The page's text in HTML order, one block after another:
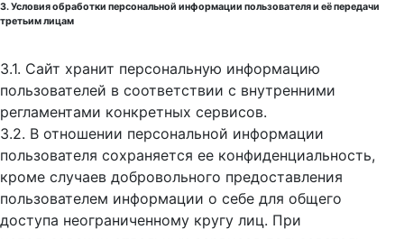
3. Условия обработки персональной информации пользователя и её передачи
третьим лицам
3.1. Сайт хранит персональную информацию
пользователей в соответствии с внутренними
регламентами конкретных сервисов.
3.2. В отношении персональной информации
пользователя сохраняется ее конфиденциальность,
кроме случаев добровольного предоставления
пользователем информации о себе для общего
доступа неограниченному кругу лиц. При